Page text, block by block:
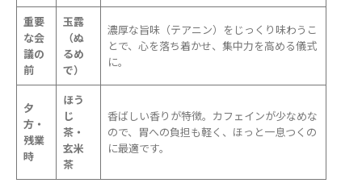
重要
な会
議の
前
玉露
（ぬ
るめ
で）
濃厚な旨味（テアニン）をじっくり味わうこ
とで、心を落ち着かせ、集中力を高める儀式
に。
夕
方・
残業
時
ほう
じ
茶・
玄米
茶
香ばしい香りが特徴。カフェインが少なめな
ので、胃への負担も軽く、ほっと一息つくの
に最適です。